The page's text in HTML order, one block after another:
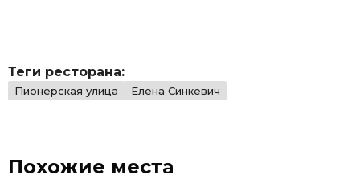
поклонников.
Теги ресторана:
Пионерская улица Елена Синкевич
Похожие места